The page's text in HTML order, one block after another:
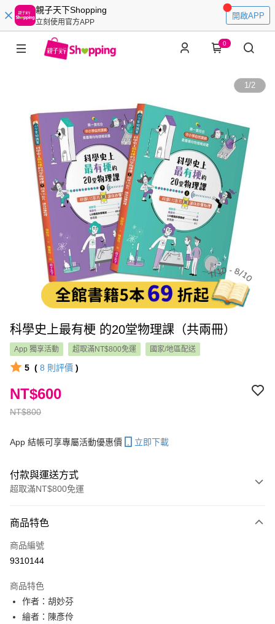
親子天下Shopping
立刻使用官方APP
開啟APP
0
1/2
科學史上最有梗 的20堂物理課（共兩冊）
App 獨享活動 超取滿NT$800免運 國家/地區配送
5 ( 8 則評價 )
NT$800
NT$600
App 結帳可享專屬活動優惠價 立即下載
付款與運送方式
超取滿NT$800免運
信用卡一次付款
LINE Pay
大哥付你分期
相關說明
商品特色
商品編號
9310144
商品特色
作者：胡妙芬
繪者：陳彥伶